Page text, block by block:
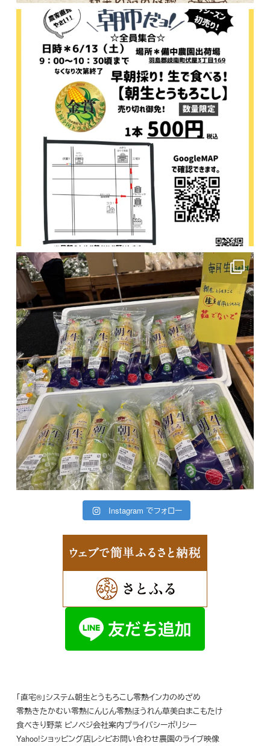
Instagram でフォロー
「直宅®」システム朝生とうもろこし零熟インカのめざめ
零熟きたかむい零熟にんじん零熟ほうれん草美白まこもたけ
食べきり野菜 ピノベジ会社案内プライバシーポリシー
Yahoo!ショッピング店レシピお問い合わせ農園のライブ映像